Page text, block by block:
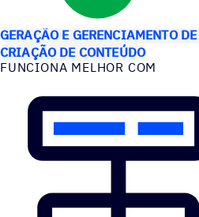
CASOS DE USO
GERAÇÃO E GERENCIAMENTO
CRIAÇÃO DE CONTEÚDO
FUNCIONA MELHOR COM